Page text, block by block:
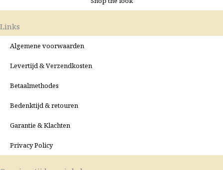
Links
Algemene voorwaarden
Levertijd & Verzendkosten
Betaalmethodes
Bedenktijd & retouren
Garantie & Klachten
Privacy Policy